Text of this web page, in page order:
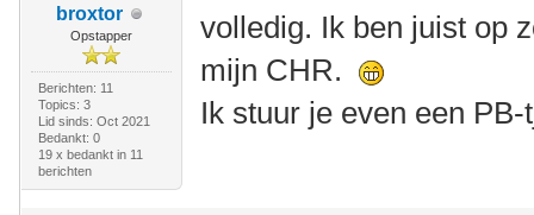
broxtor
Opstapper
Berichten: 11
Topics: 3
Lid sinds: Oct 2021
Bedankt: 0
19 x bedankt in 11
berichten
volledig. Ik ben juist op
mijn CHR.
Ik stuur je even een PB-